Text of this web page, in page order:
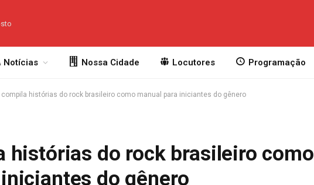
Notícias Nossa Cidade Locutores Programação
compila histórias do rock brasileiro como manual para iniciantes do gênero
histórias do rock brasileiro como
do gênero